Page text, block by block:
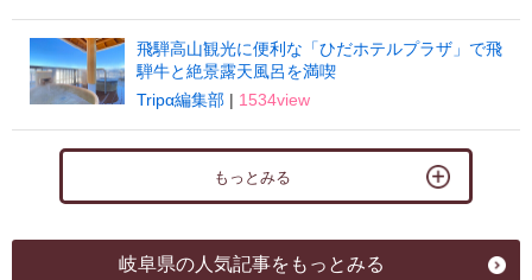
飛騨高山観光に便利な「ひだホテルプラザ」で飛
騨牛と絶景露天風呂を満喫
Tripα編集部| 1534view
もっとみる
岐阜県の人気記事をもっとみる